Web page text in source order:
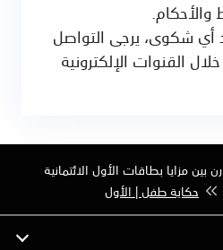
شكوى، يرجى التواصل
القنوات الإلكترونية
بين مزايا بطاقات الأول الائتمانية
حكاية طفل | الأول